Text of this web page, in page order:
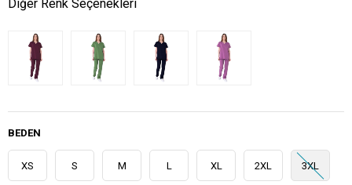
Diğer Renk Seçenekleri
BEDEN
XS S M L XL 2XL 3XL